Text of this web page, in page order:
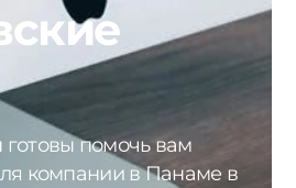
помочь вам
компании в Панаме в